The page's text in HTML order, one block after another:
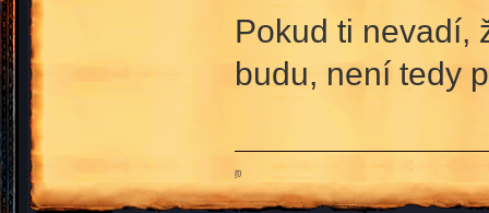
Pokud ti nevadí,
budu, není tedy
ற